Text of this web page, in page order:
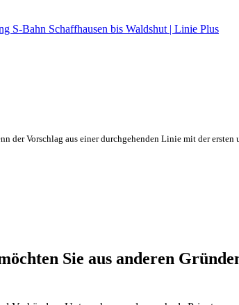
S-Bahn Schaffhausen bis Waldshut | Linie Plus
Vorschlag aus einer durchgehenden Linie mit der
Sie aus anderen